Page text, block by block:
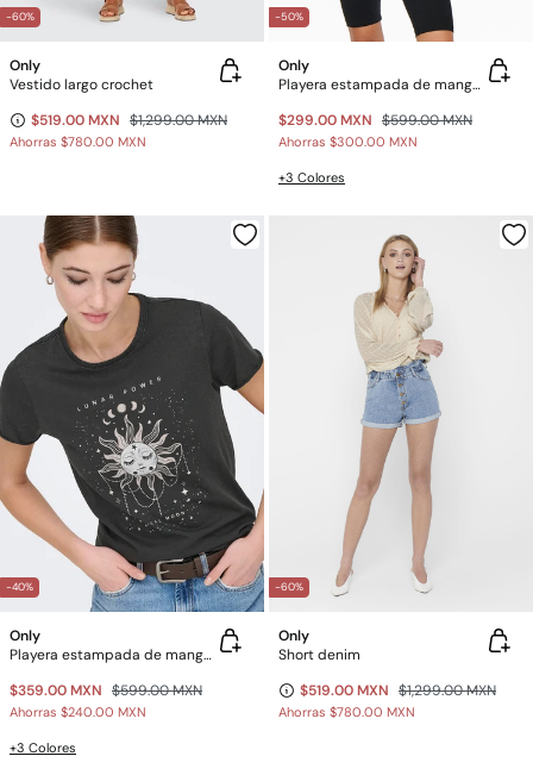
-60%
Only
Vestido largo crochet
$519.00 MXN $1,299.00 MXN
Ahorras $780.00 MXN
-50%
Only
Playera estampada de manga corta
$299.00 MXN $599.00 MXN
Ahorras $300.00 MXN
+3 Colores
-40%
Only
Playera estampada de manga corta
$359.00 MXN $599.00 MXN
Ahorras $240.00 MXN
+3 Colores
-60%
Only
Short denim
$519.00 MXN $1,299.00 MXN
Ahorras $780.00 MXN